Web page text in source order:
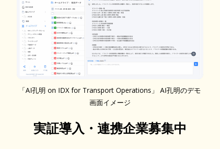
「AI孔明 on IDX for Transport Operations」 AI孔明のデモ
画面イメージ
実証導入・連携企業募集中